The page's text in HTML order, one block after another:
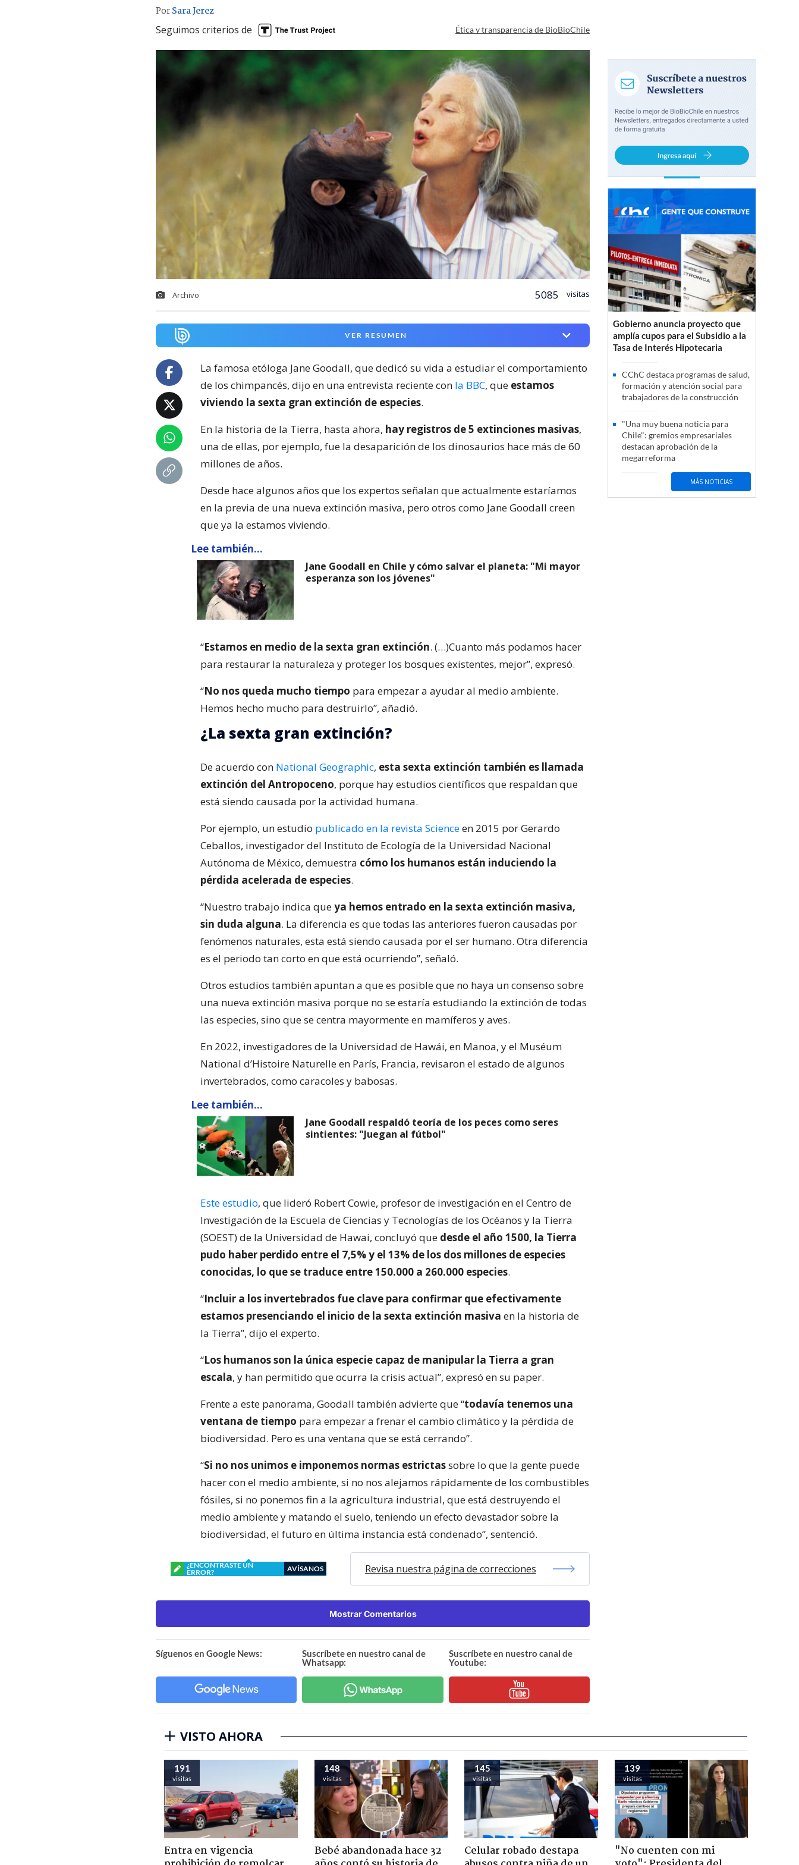
PorSara Jerez
Seguimos criterios de Ética y transparencia de BioBioChile
Archivo 5085 visitas
VER RESUMEN
La famosa etóloga Jane Goodall, que dedicó su vida a estudiar el comportamiento
de los chimpancés, dijo en una entrevista reciente con la BBC, que estamos
viviendo la sexta gran extinción de especies.
En la historia de la Tierra, hasta ahora, hay registros de 5 extinciones masivas,
una de ellas, por ejemplo, fue la desaparición de los dinosaurios hace más de 60
millones de años.
Desde hace algunos años que los expertos señalan que actualmente estaríamos
en la previa de una nueva extinción masiva, pero otros como Jane Goodall creen
que ya la estamos viviendo.
Lee también...
Jane Goodall en Chile y cómo salvar el planeta: "Mi mayor
esperanza son los jóvenes"
“Estamos en medio de la sexta gran extinción. (…)Cuanto más podamos hacer
para restaurar la naturaleza y proteger los bosques existentes, mejor”, expresó.
“No nos queda mucho tiempo para empezar a ayudar al medio ambiente.
Hemos hecho mucho para destruirlo”, añadió.
¿La sexta gran extinción?
De acuerdo con National Geographic, esta sexta extinción también es llamada
extinción del Antropoceno, porque hay estudios científicos que respaldan que
está siendo causada por la actividad humana.
Por ejemplo, un estudio publicado en la revista Scienceen 2015 por Gerardo
Ceballos, investigador del Instituto de Ecología de la Universidad Nacional
Autónoma de México, demuestra cómo los humanos están induciendo la
pérdida acelerada de especies.
“Nuestro trabajo indica queya hemos entrado en la sexta extinción masiva,
sin duda alguna. La diferencia es que todas las anteriores fueron causadas por
fenómenos naturales, esta está siendo causada por el ser humano. Otra diferencia
es el periodo tan corto en que está ocurriendo”, señaló.
Otros estudios también apuntan a que es posible que no haya un consenso sobre
una nueva extinción masiva porque no se estaría estudiando la extinción de todas
las especies, sino que se centra mayormente en mamíferos y aves.
En 2022, investigadores de la Universidad de Hawái, en Manoa, y el Muséum
National d’Histoire Naturelle en París, Francia, revisaron el estado de algunos
invertebrados, como caracoles y babosas.
Lee también...
Jane Goodall respaldó teoría de los peces como seres
sintientes: "Juegan al fútbol"
Este estudio, que lideró Robert Cowie, profesor de investigación en el Centro de
Investigación de la Escuela de Ciencias y Tecnologías de los Océanos y la Tierra
(SOEST) de la Universidad de Hawai, concluyó que desde el año 1500, la Tierra
pudo haber perdido entre el 7,5% y el 13% de los dos millones de especies
conocidas, lo que se traduce entre 150.000 a 260.000 especies.
“Incluir a los invertebrados fue clave para confirmar que efectivamente
estamos presenciando el inicio de la sexta extinción masiva en la historia de
la Tierra”, dijo el experto.
“Los humanos son la única especie capaz de manipular la Tierra a gran
escala, y han permitido que ocurra la crisis actual”, expresó en su paper.
Frente a este panorama, Goodall también advierte que “todavía tenemos una
ventana de tiempo para empezar a frenar el cambio climático y la pérdida de
biodiversidad. Pero es una ventana que se está cerrando”.
“Si no nos unimos e imponemos normas estrictassobre lo que la gente puede
hacer con el medio ambiente, si no nos alejamos rápidamente de los combustibles
fósiles, si no ponemos fin a la agricultura industrial, que está destruyendo el
medio ambiente y matando el suelo, teniendo un efecto devastador sobre la
biodiversidad, el futuro en última instancia está condenado”, sentenció.
¿ENCONTRASTE UN
ERROR?
AVÍSANOS Revisa nuestra página de correcciones
Mostrar Comentarios
Síguenos en Google News:
Suscríbete en nuestro canal de
Whatsapp:
Suscríbete en nuestro canal de
Youtube:
Gobierno anuncia proyecto que
amplía cupos para el Subsidio a la
Tasa de Interés Hipotecaria
CChC destaca programas de salud,
formación y atención social para
trabajadores de la construcción
"Una muy buena noticia para
Chile": gremios empresariales
destacan aprobación de la
megarreforma
MÁS NOTICIAS
VISTO AHORA
191
visitas
Entra en vigencia
148
visitas
Bebé abandonada hace 32
145
visitas
Celular robado destapa
139
visitas
"No cuenten con mi